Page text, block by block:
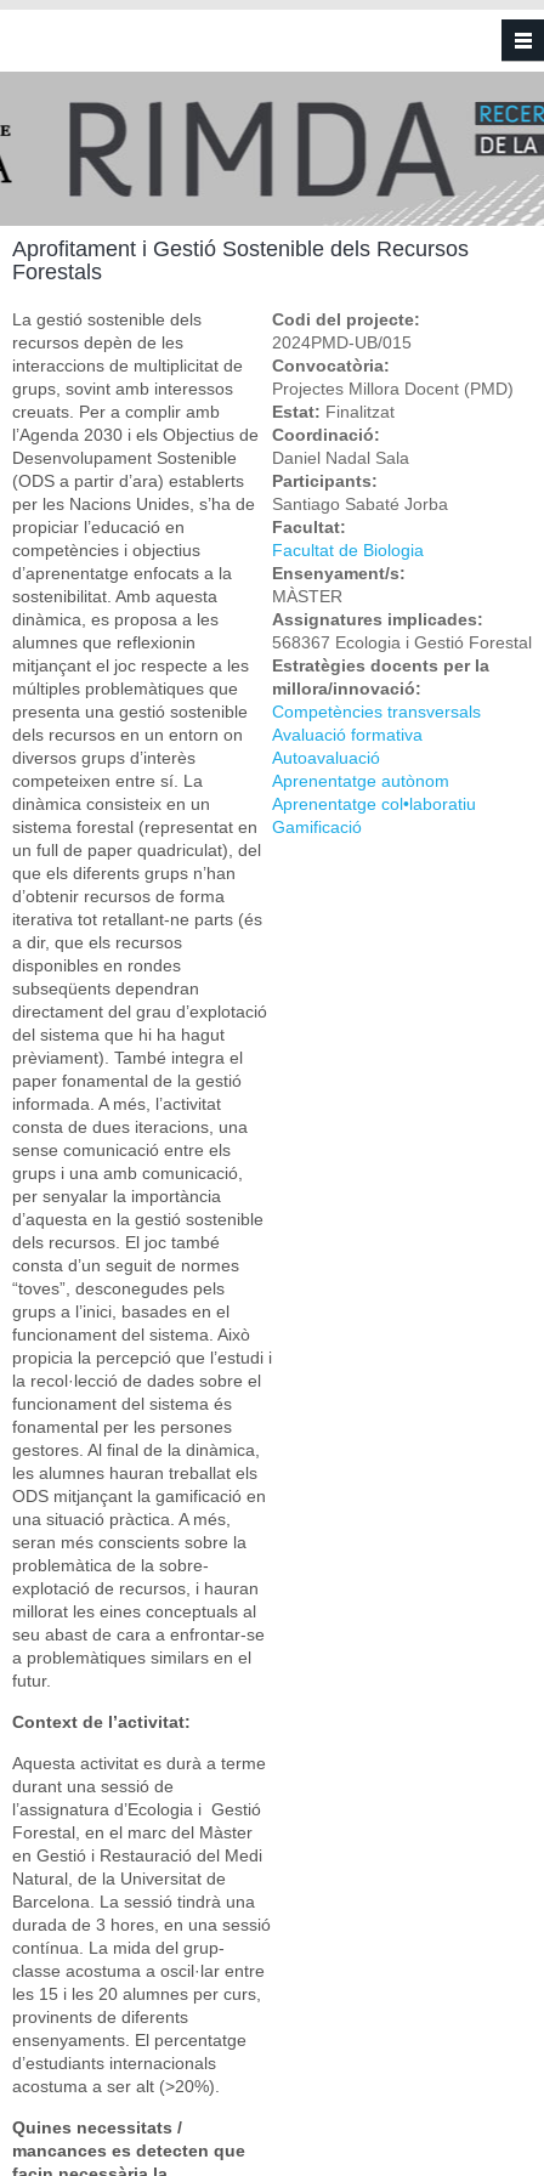
Vés al contingut
Aprofitament i Gestió Sostenible dels Recursos
Forestals
La gestió sostenible dels
recursos depèn de les
interaccions de multiplicitat de
grups, sovint amb interessos
creuats. Per a complir amb
l’Agenda 2030 i els Objectius de
Desenvolupament Sostenible
(ODS a partir d’ara) establerts
per les Nacions Unides, s’ha de
propiciar l’educació en
competències i objectius
d’aprenentatge enfocats a la
sostenibilitat. Amb aquesta
dinàmica, es proposa a les
alumnes que reflexionin
mitjançant el joc respecte a les
múltiples problemàtiques que
presenta una gestió sostenible
dels recursos en un entorn on
diversos grups d’interès
competeixen entre sí. La
dinàmica consisteix en un
sistema forestal (representat en
un full de paper quadriculat), del
que els diferents grups n’han
d’obtenir recursos de forma
iterativa tot retallant-ne parts (és
a dir, que els recursos
disponibles en rondes
subseqüents dependran
directament del grau d’explotació
del sistema que hi ha hagut
prèviament). També integra el
paper fonamental de la gestió
informada. A més, l’activitat
consta de dues iteracions, una
sense comunicació entre els
grups i una amb comunicació,
per senyalar la importància
d’aquesta en la gestió sostenible
dels recursos. El joc també
consta d’un seguit de normes
“toves”, desconegudes pels
grups a l’inici, basades en el
funcionament del sistema. Això
propicia la percepció que l’estudi i
la recol·lecció de dades sobre el
funcionament del sistema és
fonamental per les persones
gestores. Al final de la dinàmica,
les alumnes hauran treballat els
ODS mitjançant la gamificació en
una situació pràctica. A més,
seran més conscients sobre la
problemàtica de la sobre-
explotació de recursos, i hauran
millorat les eines conceptuals al
seu abast de cara a enfrontar-se
a problemàtiques similars en el
futur.
Context de l’activitat:
Aquesta activitat es durà a terme
durant una sessió de
l’assignatura d’Ecologia i Gestió
Forestal, en el marc del Màster
en Gestió i Restauració del Medi
Natural, de la Universitat de
Barcelona. La sessió tindrà una
durada de 3 hores, en una sessió
contínua. La mida del grup-
classe acostuma a oscil·lar entre
les 15 i les 20 alumnes per curs,
provinents de diferents
ensenyaments. El percentatge
d’estudiants internacionals
acostuma a ser alt (>20%).
Quines necessitats /
mancances es detecten que
Codi del projecte:
2024PMD-UB/015
Convocatòria:
Projectes Millora Docent (PMD)
Estat: Finalitzat
Coordinació:
Daniel Nadal Sala
Participants:
Santiago Sabaté Jorba
Facultat:
Facultat de Biologia
Ensenyament/s:
MÀSTER
Assignatures implicades:
568367 Ecologia i Gestió Forestal
Estratègies docents per la
millora/innovació:
Competències transversals
Avaluació formativa
Autoavaluació
Aprenentatge autònom
Aprenentatge col•laboratiu
Gamificació